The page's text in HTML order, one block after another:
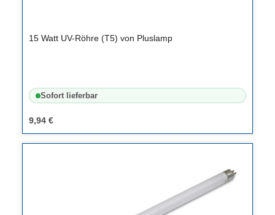
15 Watt UV-Röhre (T5) von Pluslamp
Sofort lieferbar
9,94 €